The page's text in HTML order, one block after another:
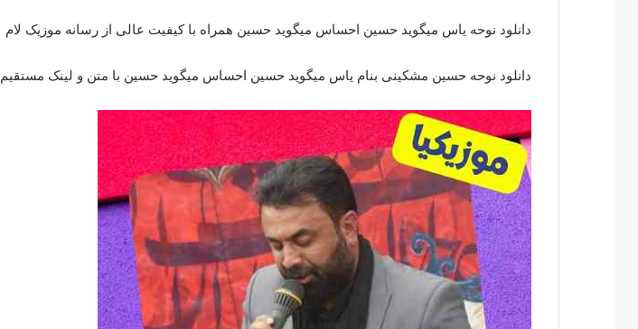
دانلود نوحه یاس میگوید حسین احساس میگوید حسین همراه با کیفیت عالی از رسانه موزیک لام
دانلود نوحه حسین مشکینی بنام یاس میگوید حسین احساس میگوید حسین با متن و لینک مستقیم